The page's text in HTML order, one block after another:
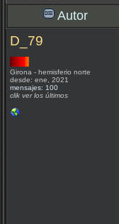
Autor
D_79
Girona - hemisferio norte
desde: ene, 2021
mensajes: 100
clik ver los últimos